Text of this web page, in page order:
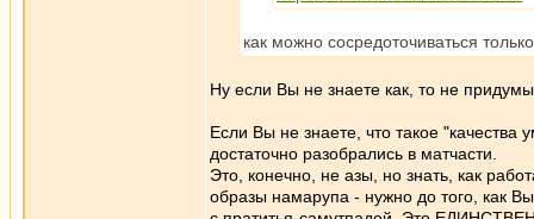
как можно сосредоточиваться
Ну если Вы не знаете как, то не
Если Вы не знаете, что такое
достаточно разобрались в матчасти.
Это, конечно, не азы, но знать, как
образы намарупа - нужно до того, как